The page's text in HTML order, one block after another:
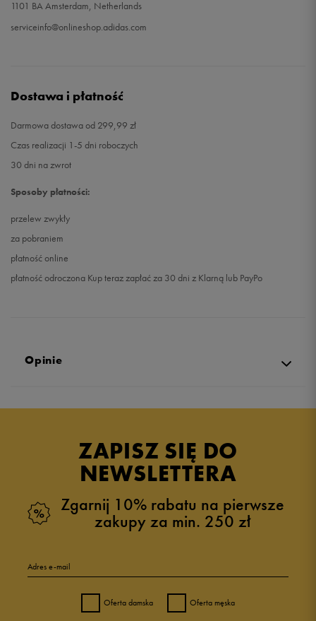
1101 BA Amsterdam, Netherlands
serviceinfo@onlineshop.adidas.com
Dostawa i płatność
Darmowa dostawa od 299,99 zł
Czas realizacji 1-5 dni roboczych
30 dni na zwrot
Sposoby płatności:
przelew zwykły
za pobraniem
płatność online
płatność odroczona Kup teraz zapłać za 30 dni z Klarną lub PayPo
Opinie
ZAPISZ SIĘ DO
NEWSLETTERA
Zgarnij 10% rabatu na pierwsze
zakupy za min. 250 zł
Adres e-mail
Oferta damska Oferta męska